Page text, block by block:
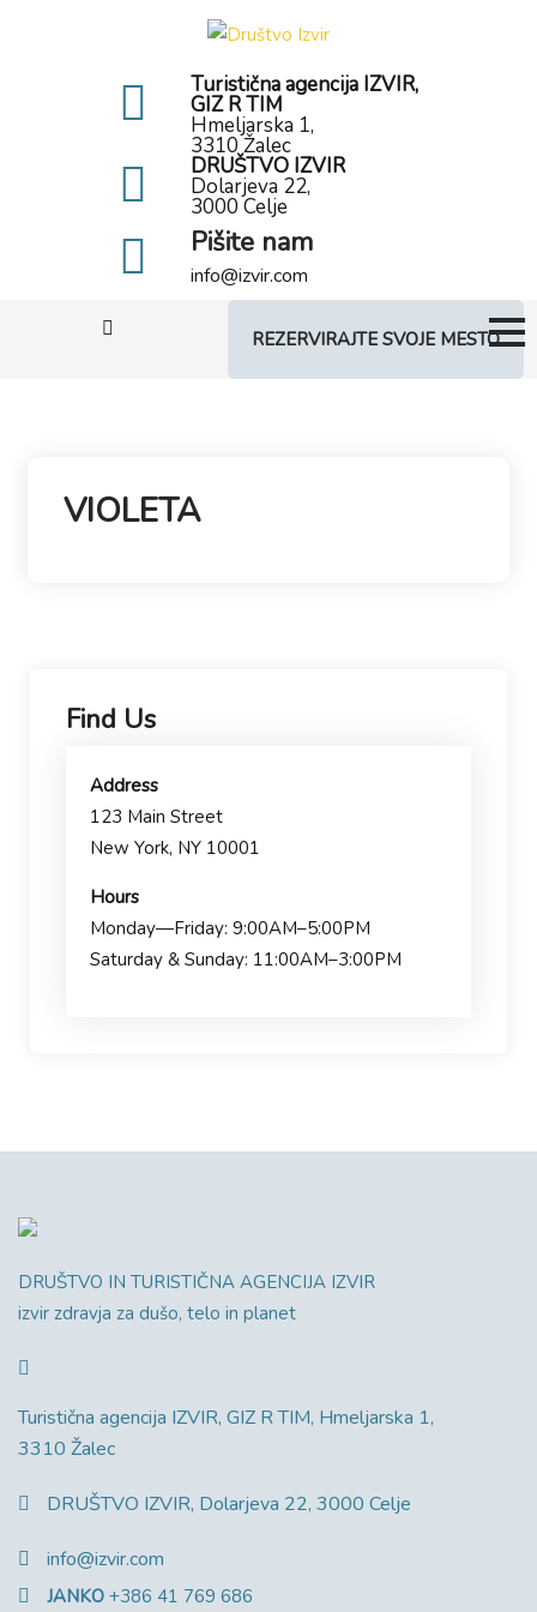
Turistična agencija IZVIR,
GIZ R TIM
Hmeljarska 1,
3310 Žalec
DRUŠTVO IZVIR
Dolarjeva 22,
3000 Celje
Pišite nam
info@izvir.com
REZERVIRAJTE SVOJE MESTO
VIOLETA
Find Us
Address
123 Main Street
New York, NY 10001
Hours
Monday—Friday: 9:00AM–5:00PM
Saturday & Sunday: 11:00AM–3:00PM
DRUŠTVO IN TURISTIČNA AGENCIJA IZVIR
izvir zdravja za dušo, telo in planet
Turistična agencija IZVIR, GIZ R TIM, Hmeljarska 1,
3310 Žalec
DRUŠTVO IZVIR, Dolarjeva 22, 3000 Celje
info@izvir.com
JANKO +386 41 769 686